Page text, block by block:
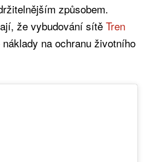
způsobem.
že vybudování sítě Tren
na ochranu životního